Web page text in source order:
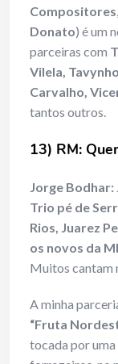
Compositores,
Donato) é um
parceiras com
Vilela,
Carvalho,
tantos outros.
13) RM:
Jorge Bodhar:
Trio pé de
Rios, Juarez
os novos da
Muitos cantam
A minha
“Fruta
tocada por